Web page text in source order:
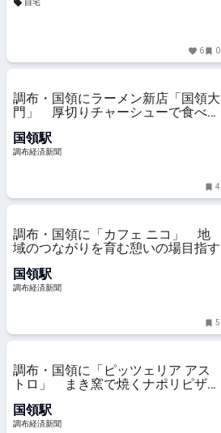
自宅
6 0
調布・国領にラーメン新店「国領大
門」 厚切りチャーシューで食べ応
国領駅
調布経済新聞
4
調布・国領に「カフェ ニコ」 地
域のつながりを育む憩いの場目指す
国領駅
調布経済新聞
5
調布・国領に「ピッツェリア アス
トロ」 まき窯で焼くナポリピザ提
国領駅
調布経済新聞